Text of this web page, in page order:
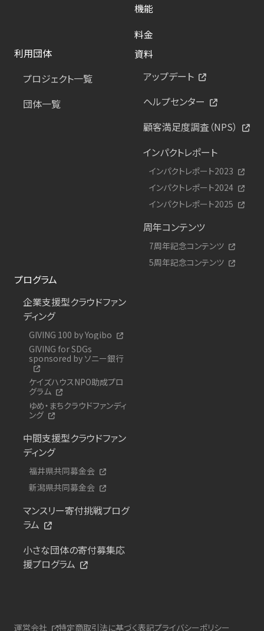
機能
料金
利用団体
プロジェクト一覧
団体一覧
資料
アップデート
ヘルプセンター
顧客満足度調査（NPS）
インパクトレポート
インパクトレポート2023
インパクトレポート2024
インパクトレポート2025
周年コンテンツ
7周年記念コンテンツ
5周年記念コンテンツ
プログラム
企業支援型クラウドファン
ディング
GIVING 100 by Yogibo
GIVING for SDGs
sponsored by ソニー銀行
ケイズハウスNPO助成プロ
グラム
ゆめ・まちクラウドファンディ
ング
中間支援型クラウドファン
ディング
福井県共同募金会
新潟県共同募金会
マンスリー寄付挑戦プログ
ラム
小さな団体の寄付募集応
援プログラム
運営会社 特定商取引法に基づく表記プライバシーポリシー